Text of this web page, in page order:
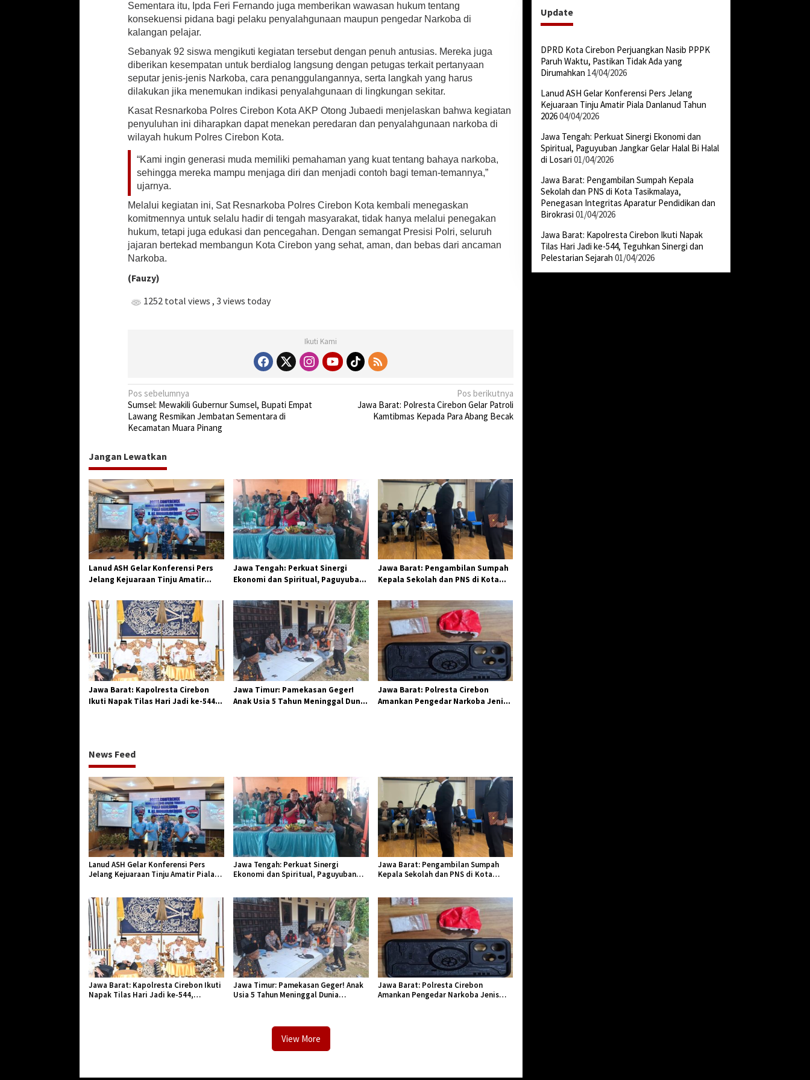
Sementara itu, Ipda Feri Fernando juga memberikan wawasan hukum tentang
konsekuensi pidana bagi pelaku penyalahgunaan maupun pengedar Narkoba di
kalangan pelajar.
Sebanyak 92 siswa mengikuti kegiatan tersebut dengan penuh antusias. Mereka juga
diberikan kesempatan untuk berdialog langsung dengan petugas terkait pertanyaan
seputar jenis-jenis Narkoba, cara penanggulangannya, serta langkah yang harus
dilakukan jika menemukan indikasi penyalahgunaan di lingkungan sekitar.
Kasat Resnarkoba Polres Cirebon Kota AKP Otong Jubaedi menjelaskan bahwa kegiatan
penyuluhan ini diharapkan dapat menekan peredaran dan penyalahgunaan narkoba di
wilayah hukum Polres Cirebon Kota.
“Kami ingin generasi muda memiliki pemahaman yang kuat tentang bahaya narkoba,
sehingga mereka mampu menjaga diri dan menjadi contoh bagi teman-temannya,”
ujarnya.
Melalui kegiatan ini, Sat Resnarkoba Polres Cirebon Kota kembali menegaskan
komitmennya untuk selalu hadir di tengah masyarakat, tidak hanya melalui penegakan
hukum, tetapi juga edukasi dan pencegahan. Dengan semangat Presisi Polri, seluruh
jajaran bertekad membangun Kota Cirebon yang sehat, aman, dan bebas dari ancaman
Narkoba.
(Fauzy)
1252 total views , 3 views today
Ikuti Kami
N
a
v
g
a
s
i
p
o
s
Pos sebelumnya
Sumsel: Mewakili Gubernur Sumsel, Bupati Empat
Lawang Resmikan Jembatan Sementara di
Kecamatan Muara Pinang
Pos berikutnya
Jawa Barat: Polresta Cirebon Gelar Patroli
Kamtibmas Kepada Para Abang Becak
Jangan Lewatkan
Lanud ASH Gelar Konferensi Pers
Jelang Kejuaraan Tinju Amatir
Jawa Tengah: Perkuat Sinergi
Ekonomi dan Spiritual, Paguyuban
Losari
Jawa Barat: Pengambilan Sumpah
Kepala Sekolah dan PNS di Kota
Integritas Aparatur Pendidikan dan
Birokrasi
Jawa Barat: Kapolresta Cirebon
Ikuti Napak Tilas Hari Jadi ke-544,
Jawa Timur: Pamekasan Geger!
Anak Usia 5 Tahun Meninggal Dunia
Jawa Barat: Polresta Cirebon
Amankan Pengedar Narkoba Jenis
News Feed
Lanud ASH Gelar Konferensi Pers
Jelang Kejuaraan Tinju Amatir Piala
Jawa Tengah: Perkuat Sinergi
Ekonomi dan Spiritual, Paguyuban
Jawa Barat: Pengambilan Sumpah
Kepala Sekolah dan PNS di Kota
Jawa Barat: Kapolresta Cirebon Ikuti
Napak Tilas Hari Jadi ke-544,
Jawa Timur: Pamekasan Geger! Anak
Usia 5 Tahun Meninggal Dunia
Jawa Barat: Polresta Cirebon
Amankan Pengedar Narkoba Jenis
View More
Update
DPRD Kota Cirebon Perjuangkan Nasib PPPK
Paruh Waktu, Pastikan Tidak Ada yang
Dirumahkan 14/04/2026
Lanud ASH Gelar Konferensi Pers Jelang
Kejuaraan Tinju Amatir Piala Danlanud Tahun
202604/04/2026
Jawa Tengah: Perkuat Sinergi Ekonomi dan
Spiritual, Paguyuban Jangkar Gelar Halal Bi Halal
di Losari 01/04/2026
Jawa Barat: Pengambilan Sumpah Kepala
Sekolah dan PNS di Kota Tasikmalaya,
Penegasan Integritas Aparatur Pendidikan dan
Birokrasi 01/04/2026
Jawa Barat: Kapolresta Cirebon Ikuti Napak
Tilas Hari Jadi ke-544, Teguhkan Sinergi dan
Pelestarian Sejarah 01/04/2026